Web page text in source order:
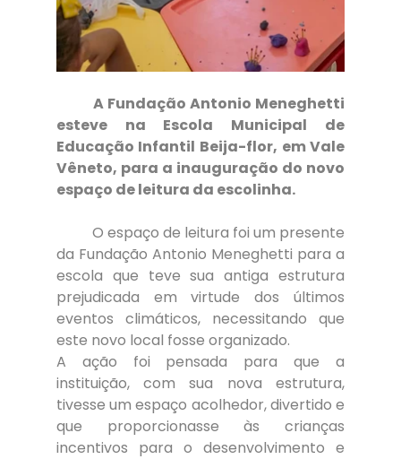
esteve na Escola Municipal de
Educação Infantil Beija-flor, em Vale
Vêneto, para a inauguração do novo
espaço de leitura da escolinha.
da Fundação Antonio Meneghetti para a
escola que teve sua antiga estrutura
prejudicada em virtude dos últimos
eventos climáticos, necessitando que
este novo local fosse organizado.
A ação foi pensada para que a
instituição, com sua nova estrutura,
tivesse um espaço acolhedor, divertido e
que proporcionasse às crianças
incentivos para o desenvolvimento e